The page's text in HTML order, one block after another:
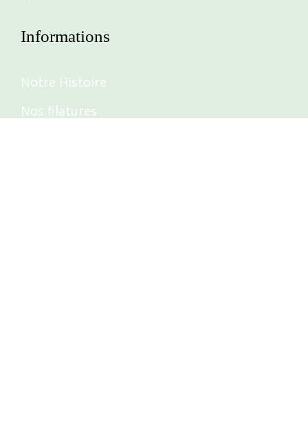
Informations
Notre Histoire
Nos filatures